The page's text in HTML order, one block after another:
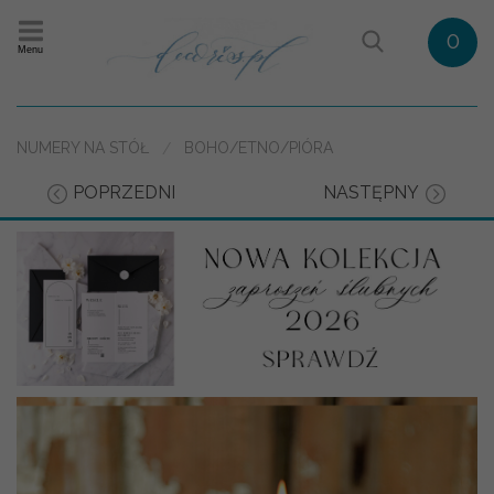
Menu 0
NUMERY NA STÓŁ BOHO/ETNO/PIÓRA
POPRZEDNI NASTĘPNY